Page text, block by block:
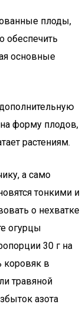
плоды,
обеспечить
основные
форму плодов,
растениям.
а само
тонкими и
о нехватке
огурцы
30 г на
коровяк в
травяной
азота